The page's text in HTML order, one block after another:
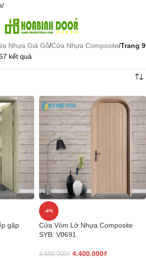
Nhựa Giả Gỗ/Cửa Nhựa Composite/Trang 9
kết quả
gập
-4%
Cửa Vòm Lở Nhựa Composite
SYB: V0691
4.600.000₫ 4.400.000₫